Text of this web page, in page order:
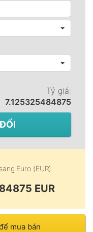
Tỷ giá:
7.125325484875
sang Euro (EUR)
EUR
mua bán